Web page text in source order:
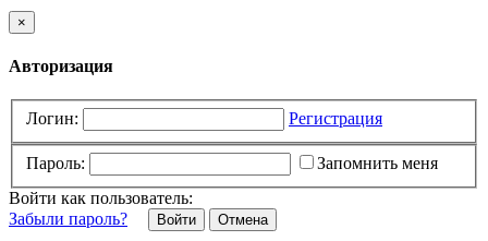
×
Авторизация
Логин: Регистрация
Пароль:
Запомнить меня
Войти как пользователь:
Забыли пароль?
Отмена